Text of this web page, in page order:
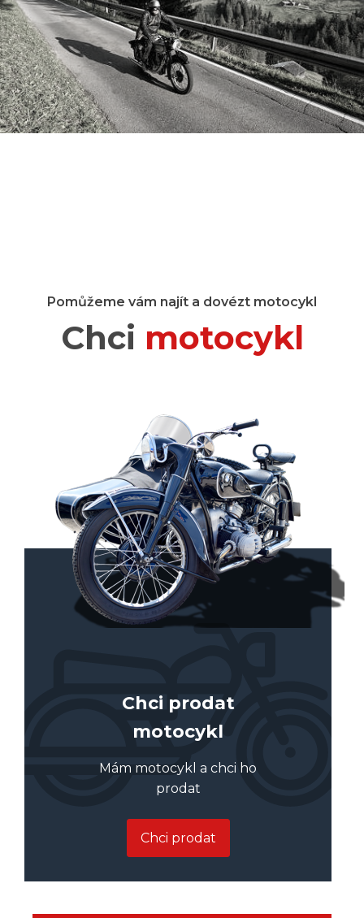
Pomůžeme vám najít a dovézt motocykl
Chci motocykl
Chci prodat
motocykl
Mám motocykl a chci ho
prodat
Chci prodat